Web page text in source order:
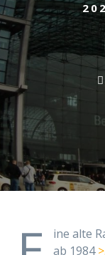
ine alte
ab 1984